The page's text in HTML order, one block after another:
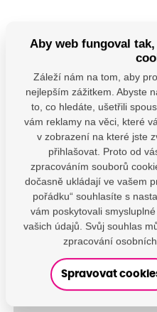
Cena skupinového kurzu 400
Aby web fungoval
Záleží nám na tom, aby
nejlepším zážitkem. Abyste
to, co hledáte, ušetřili
vám reklamy na věci, které
v zobrazení na které jste
přihlašovat. Proto od
zpracováním souborů
dočasně ukládají ve vašem
pořádku“ souhlasíte s
vám poskytovali
vašich údajů. Svůj souhlas
zpracování osobních
Spravovat